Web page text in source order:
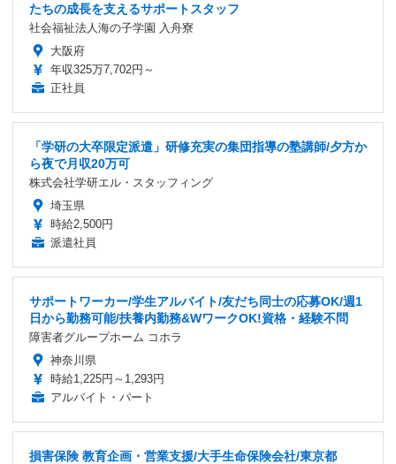
たちの成長を支えるサポートスタッフ
社会福祉法人海の子学園 入舟寮
大阪府
年収325万7,702円～
正社員
「学研の大卒限定派遣」研修充実の集団指導の塾講師/夕方か
ら夜で月収20万可
株式会社学研エル・スタッフィング
埼玉県
時給2,500円
派遣社員
サポートワーカー/学生アルバイト/友だち同士の応募OK/週1
日から勤務可能/扶養内勤務&WワークOK!資格・経験不問
障害者グループホーム コホラ
神奈川県
時給1,225円～1,293円
アルバイト・パート
損害保険 教育企画・営業支援/大手生命保険会社/東京都